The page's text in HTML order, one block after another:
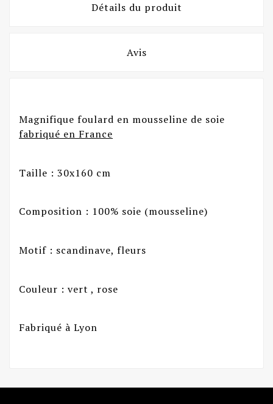
Détails du produit
Avis
Magnifique foulard en mousseline de soie
fabriqué en France
Taille : 30x160 cm
Composition : 100% soie (mousseline)
Motif : scandinave, fleurs
Couleur : vert , rose
Fabriqué à Lyon